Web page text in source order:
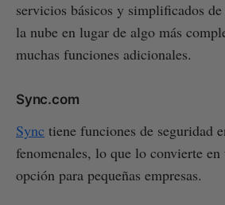
servicios básicos y simplificados
la nube en lugar de algo más
muchas funciones adicionales.
Sync.com
Sync tiene funciones de seguridad
fenomenales, lo que lo convierte en
opción para pequeñas empresas.